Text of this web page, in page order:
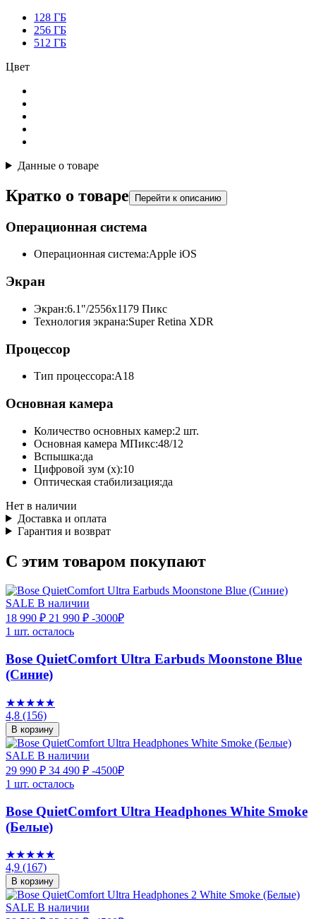
128 ГБ
256 ГБ
512 ГБ
Цвет
Данные о товаре
Кратко о товаре Перейти к описанию
Операционная система
Операционная система:Apple iOS
Экран
Экран:6.1"/2556x1179 Пикс
Технология экрана:Super Retina XDR
Процессор
Тип процессора:A18
Основная камера
Количество основных камер:2 шт.
Основная камера МПикс:48/12
Вспышка:да
Цифровой зум (x):10
Оптическая стабилизация:да
Нет в наличии
Доставка и оплата
Гарантия и возврат
С этим товаром покупают
SALE В наличии
18 990 ₽ 21 990 ₽ -3000₽
1 шт. осталось
Bose QuietComfort Ultra Earbuds Moonstone Blue
(Синие)
★★★★★
4,8 (156)
В корзину
SALE В наличии
29 990 ₽ 34 490 ₽ -4500₽
1 шт. осталось
Bose QuietComfort Ultra Headphones White Smoke
(Белые)
★★★★★
4,9 (167)
В корзину
SALE В наличии